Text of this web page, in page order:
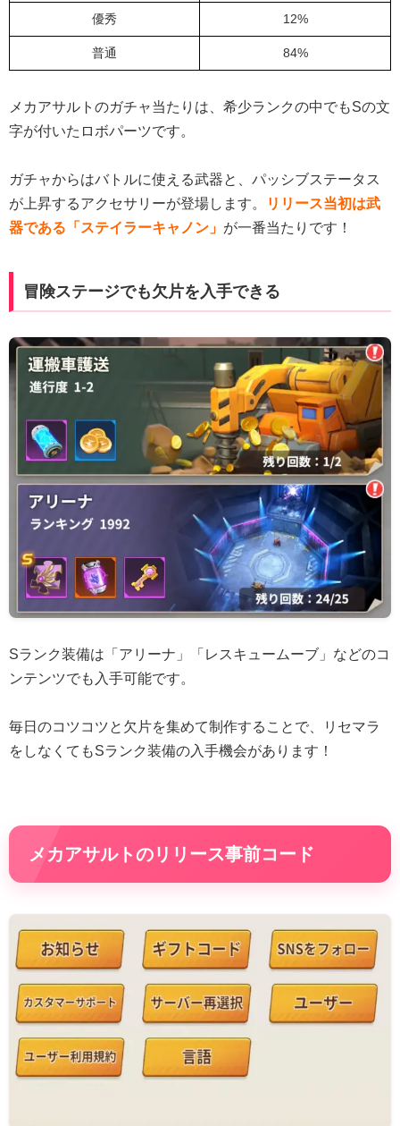
優秀 12%
普通 84%
メカアサルトのガチャ当たりは、希少ランクの中でもSの文
字が付いたロボパーツです。
ガチャからはバトルに使える武器と、パッシブステータス
が上昇するアクセサリーが登場します。
リリース当初は武
器である「ステイラーキャノン」 が一番当たりです！
冒険ステージでも欠片を入手できる
Sランク装備は「アリーナ」「レスキュームーブ」などのコ
ンテンツでも入手可能です。
毎日のコツコツと欠片を集めて制作することで、リセマラ
をしなくてもSランク装備の入手機会があります！
メカアサルトのリリース事前コード